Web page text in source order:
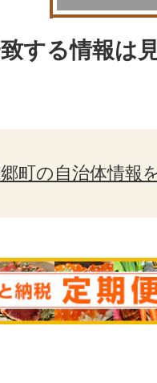
する情報は
町の自治体情報